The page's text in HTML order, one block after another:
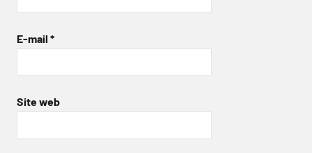
E-mail *
Site web